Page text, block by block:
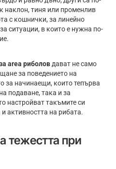
наклон, тиня или променлив
с кошнички, за линейно
ситуации, в които е нужна по-
area риболов дават не само
за поведението на
за начинаещи, които тепърва
подаване, така и за
настройват такъмите си
активността на рибата.
тежестта при